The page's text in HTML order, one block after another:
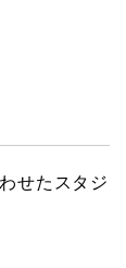
せたスタジ